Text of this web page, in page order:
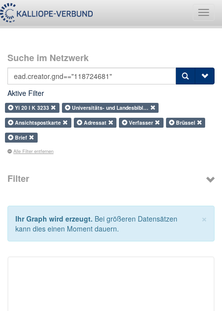
Suche im Netzwerk
Aktive Filter
Yi 20 I K 3233
Universitäts- und Landesbibl…
Ansichtspostkarte
Adressat Verfasser
Brüssel
Brief
Alle Filter entfernen
Filter
×
Ihr Graph wird erzeugt. Bei größeren Datensätzen
kann dies einen Moment dauern.